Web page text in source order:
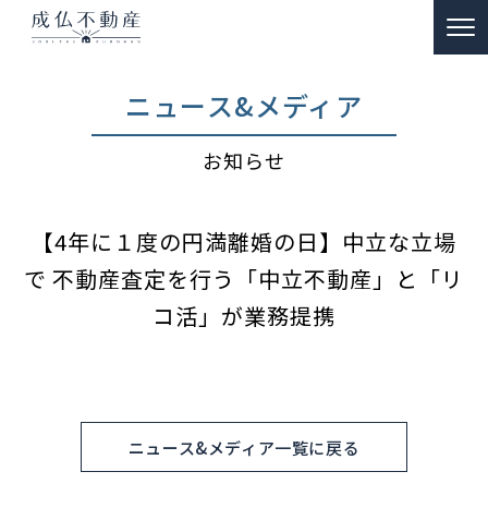
ニュース&メディア
お知らせ
【4年に１度の円満離婚の日】中立な立場
で 不動産査定を行う「中立不動産」と「リ
コ活」が業務提携
ニュース&メディア一覧に戻る
事故物件のお悩み解決
ー ご供養
販売物件情報
富動産コラム